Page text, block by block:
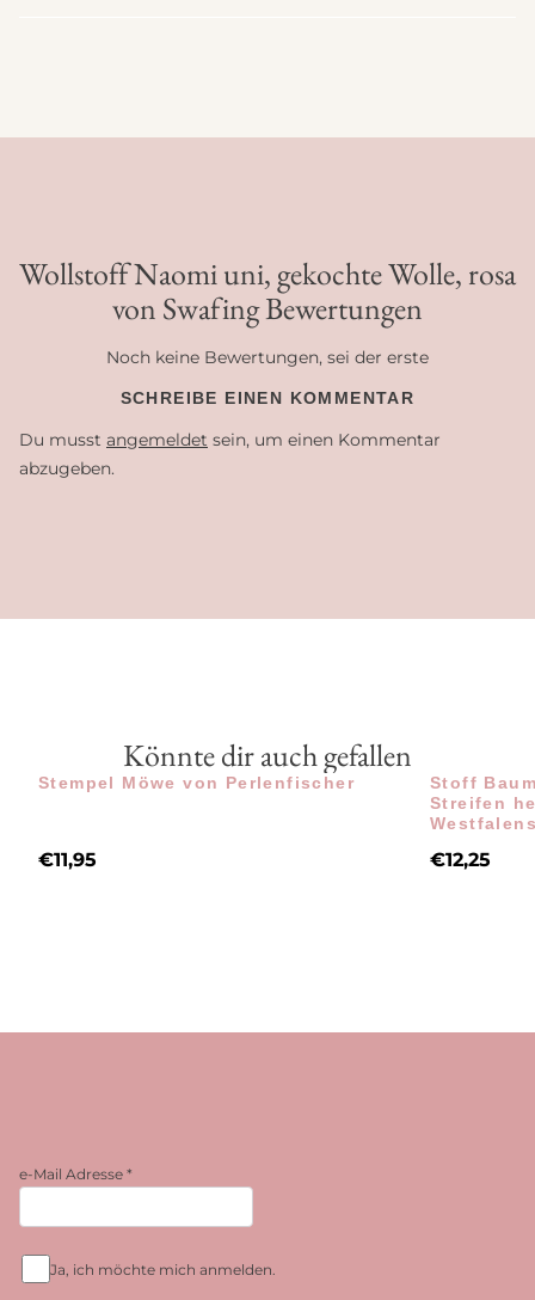
Wollstoff Naomi uni, gekochte Wolle, rosa
von Swafing Bewertungen
Noch keine Bewertungen, sei der erste
SCHREIBE EINEN KOMMENTAR
Du musst angemeldet sein, um einen Kommentar
abzugeben.
Könnte dir auch gefallen
Stempel Möwe von Perlenfischer
€11,95
Stoff
Streifen
€12,25
e-Mail Adresse *
Ja, ich möchte mich anmelden.